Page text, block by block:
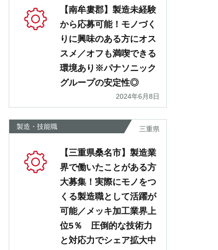
【南牟婁郡】製造未経験
から応募可能！モノづく
りに興味のある方にオス
スメ／オフも満喫できる
環境あり※パナソニック
グループの安定性◎
2024年6月8日
製造・技能職 三重県
【三重県桑名市】製造業
界で働いたことがある方
大募集！実際にモノをつ
くる製造職として活躍が
可能／メッキ加工業界上
位5％ 圧倒的な技術力
と対応力でシェア拡大中